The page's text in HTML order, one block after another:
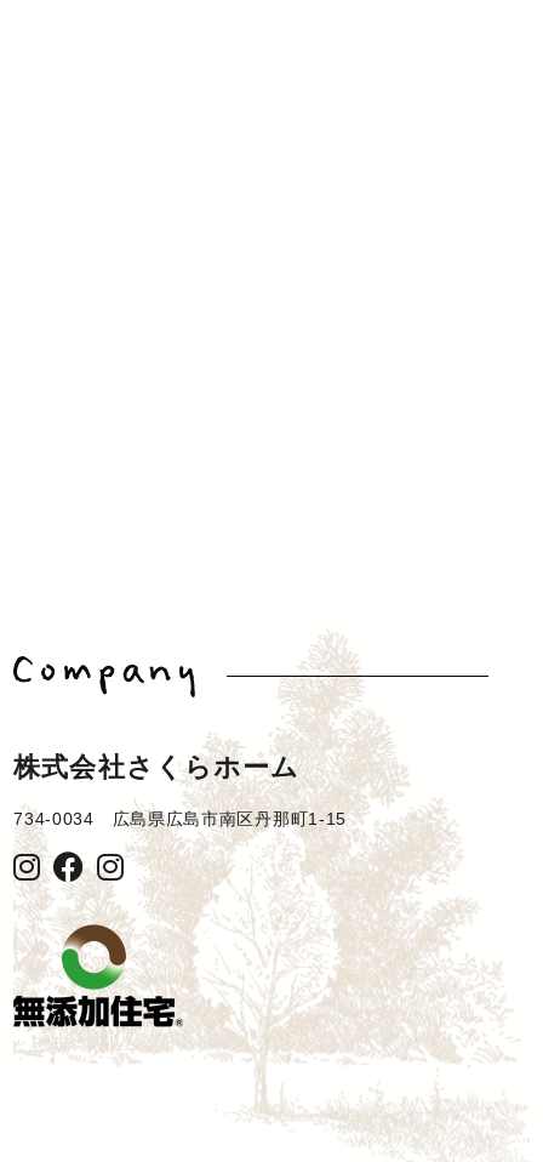
株式会社さくらホーム
734-0034 広島県広島市南区丹那町1-15